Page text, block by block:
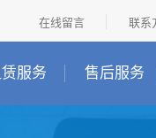
在线留言 联系
服务 售后服务